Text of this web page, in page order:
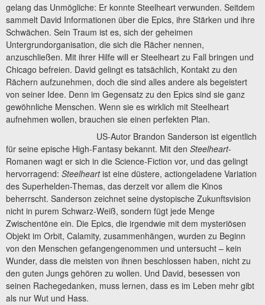
gelang das Unmögliche: Er konnte Steelheart verwunden. Seitdem
sammelt David Informationen über die Epics, ihre Stärken und ihre
Schwächen. Sein Traum ist es, sich der geheimen
Untergrundorganisation, die sich die Rächer nennen,
anzuschließen. Mit ihrer Hilfe will er Steelheart zu Fall bringen und
Chicago befreien. David gelingt es tatsächlich, Kontakt zu den
Rächern aufzunehmen, doch die sind alles andere als begeistert
von seiner Idee. Denn im Gegensatz zu den Epics sind sie ganz
gewöhnliche Menschen. Wenn sie es wirklich mit Steelheart
aufnehmen wollen, brauchen sie einen perfekten Plan.
US-Autor Brandon Sanderson ist eigentlich
für seine epische High-Fantasy bekannt. Mit den Steelheart-
Romanen wagt er sich in die Science-Fiction vor, und das gelingt
hervorragend: Steelheartist eine düstere, actiongeladene Variation
des Superhelden-Themas, das derzeit vor allem die Kinos
beherrscht. Sanderson zeichnet seine dystopische Zukunftsvision
nicht in purem Schwarz-Weiß, sondern fügt jede Menge
Zwischentöne ein. Die Epics, die irgendwie mit dem mysteriösen
Objekt im Orbit, Calamity, zusammenhängen, wurden zu Beginn
von den Menschen gefangengenommen und untersucht – kein
Wunder, dass die meisten von ihnen beschlossen haben, nicht zu
den guten Jungs gehören zu wollen. Und David, besessen von
seinen Rachegedanken, muss lernen, dass es im Leben mehr gibt
als nur Wut und Hass.